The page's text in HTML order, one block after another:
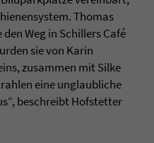
Thomas
Weg in Schillers Café
sie von Karin
zusammen mit Silke
eine unglaubliche
beschreibt Hofstetter